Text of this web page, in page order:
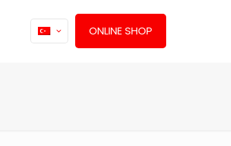
ONLINE SHOP